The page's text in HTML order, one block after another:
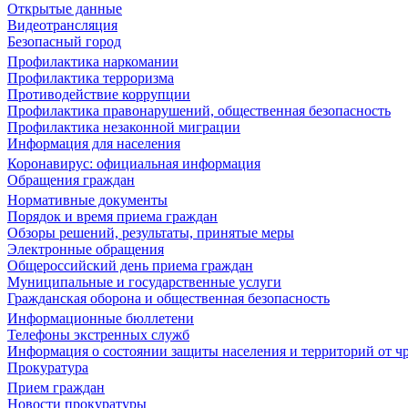
Открытые данные
Видеотрансляция
Безопасный город
Профилактика наркомании
Профилактика терроризма
Противодействие коррупции
Профилактика правонарушений, общественная безопасность
Профилактика незаконной миграции
Информация для населения
Коронавирус: официальная информация
Обращения граждан
Нормативные документы
Порядок и время приема граждан
Обзоры решений, результаты, принятые меры
Электронные обращения
Общероссийский день приема граждан
Муниципальные и государственные услуги
Гражданская оборона и общественная безопасность
Информационные бюллетени
Телефоны экстренных служб
Информация о состоянии защиты населения и территорий от
Прокуратура
Прием граждан
Новости прокуратуры